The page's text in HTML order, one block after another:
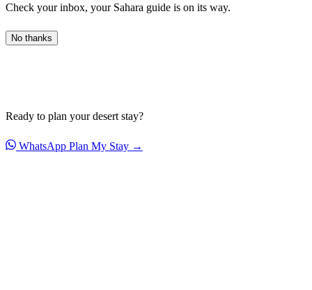
Check your inbox, your Sahara guide is on its way.
No thanks
Ready to plan your desert stay?
WhatsApp Plan My Stay →